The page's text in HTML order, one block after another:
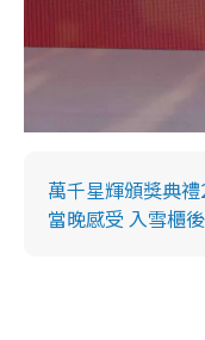
萬千星輝頒獎典
當晚感受 入雪櫃